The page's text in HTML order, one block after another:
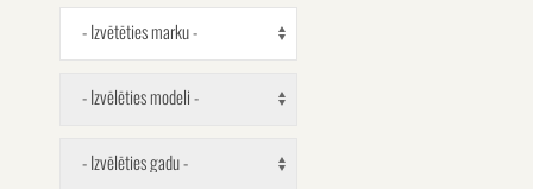
- Izvētēties marku -
- Izvēlēties modeli -
- Izvēlēties gadu -